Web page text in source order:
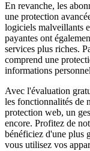
En revanche, les
une protection
logiciels malveillants
payantes ont
services plus riches.
comprend une
informations
Avec l'évaluation
les fonctionnalités de
protection web, un
encore. Profitez de
bénéficiez d'une plus
vous utilisez vos